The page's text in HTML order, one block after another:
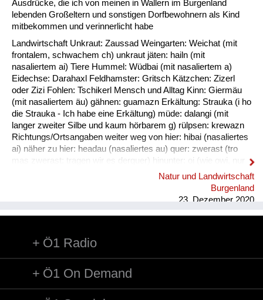
Natur und Landwirtschaft
Fluchen und Reden
Mensch, Tier und Alltag
Schmankerln und
Kulinarisches
Ausdrücke, die ich von meinen in Wallern im Burgenland
lebenden Großeltern und sonstigen Dorfbewohnern als Kind
mitbekommen und verinnerlicht habe
Landwirtschaft Unkraut: Zaussad Weingarten: Weichat (mit
frontalem, schwachem ch) unkraut jäten: hailn (mit
nasaliertem ai) Tiere Hummel: Wüdbai (mit nasaliertem a)
Eidechse: Darahaxl Feldhamster: Gritsch Kätzchen: Zizerl
oder Zizi Fohlen: Tschikerl Mensch und Alltag Kinn: Giermäu
(mit nasaliertem äu) gähnen: guamazn Erkältung: Strauka (i ho
die Strauka - Ich habe eine Erkältung) müde: dalangi (mit
langer zweiter Silbe und kaum hörbarem g) rülpsen: krewazn
Richtungs/Ortsangaben weiter weg von hier: hibai (nasaliertes
ai) näher zu hier: headau (nasaliertes au) quer: zwerast (tro
mas zwerast: tragen wir es derquer) hinunter: oi (wie owi, nur
das w ist stumm) hinunter (und zwar in Richtung des
Sprechers): oana (kim oana - komm herunter, und zwar zu
mir) weg: dui (kais dui - wirf es weg) werfen: kai (nasaliertes
Natur und Landwirtschaft
Burgenland
23. Dezember 2020
Ö1 Radio
Ö1 On Demand